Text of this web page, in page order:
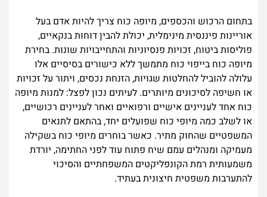
בתחום הרכוש והכספים, מיופה כוח צריך להיות אדם בעל
אוריינות פיננסית מינימלית, יכולת להבין דוחות בנקאיים,
פוליסות ביטוח, זכויות פנסיוניות והתחייבויות שונות. בחירת
מיופה כוח בייפוי כוח מתמשך ללא כישורים בסיסיים אלו
עלולה להוביל להחלטות שגויות, הזנחת נכסים, ויתור על זכויות
או חשיפה לסיכונים מיותרים. לעיתים נכון לפצל: למנות מיופה
כוח אחד לעניינים אישיים ורפואיים ואחר לעניינים רכושיים,
או לשלב כמה מיופי כוח שפועלים יחד, בהתאם לתנאים
המשפטיים שהחוק מתיר. כאשר בוחרים מיופי כוח בשקילה
מעמיקה ומנהלים עמם שיח פתוח עוד לפני החתימה, יורדת
משמעותית רמת הקונפליקטים המשפחתיים והסיכוי
להתערבות משפטית חיצונית בעתיד.